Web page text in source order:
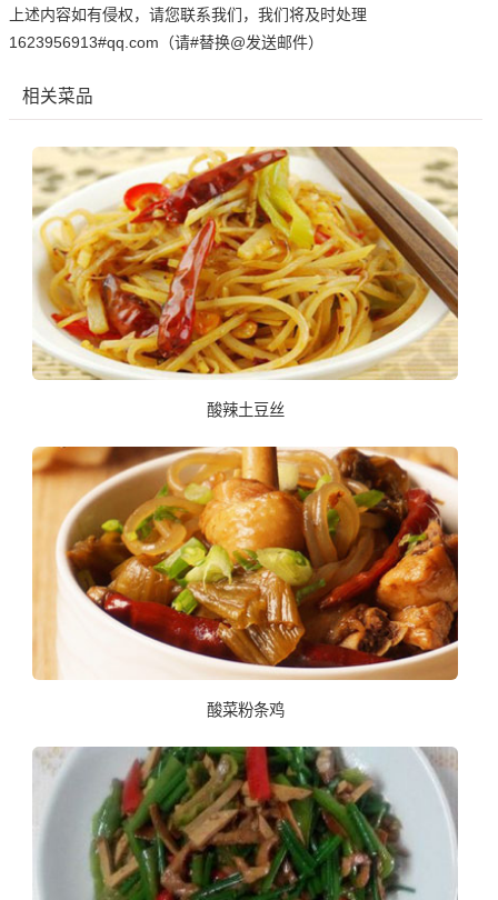
上述内容如有侵权，请您联系我们，我们将及时处理
1623956913#qq.com（请#替换@发送邮件）
相关菜品
酸辣土豆丝
酸菜粉条鸡